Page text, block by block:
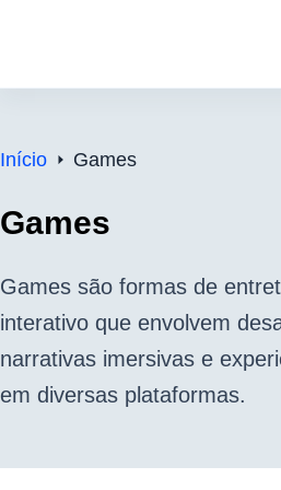
o
Início Games
Games
Games são formas de
interativo que envolvem
narrativas imersivas e
em diversas plataformas.